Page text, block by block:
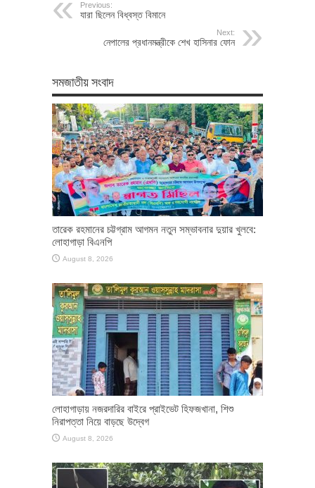
Previous:
যারা ছিলেন বিধ্বস্ত বিমানে
Next:
নেপালের প্রধানমন্ত্রীকে শেখ হাসিনার ফোন
সমজাতীয় সংবাদ
তারেক রহমানের চট্টগ্রাম আগমন নতুন সম্ভাবনার দুয়ার খুলবে:
লোহাগাড়া বিএনপি
August 8, 2026
লোহাগাড়ায় নজরদারির বাইরে প্রাইভেট হিফজখানা, শিশু
নিরাপত্তা নিয়ে বাড়ছে উদ্বেগ
August 8, 2026